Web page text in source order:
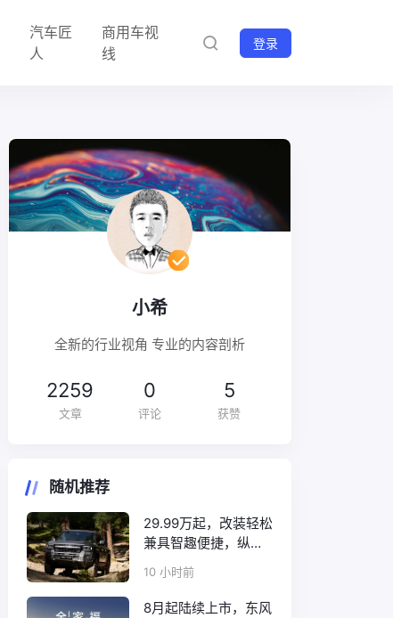
汽车匠
人
商用车视
线
登录
小希
全新的行业视角 专业的内容剖析
2259
文章
0
评论
5
获赞
随机推荐
29.99万起，改装轻松
兼具智趣便捷，纵横
F700上市
10 小时前
8月起陆续上市，东风